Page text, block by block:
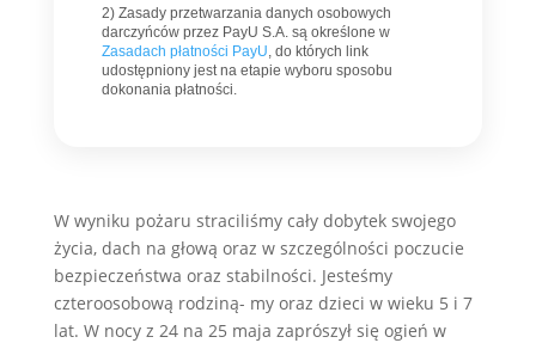
2) Zasady przetwarzania danych osobowych
darczyńców przez PayU S.A. są określone w
Zasadach płatności PayU, do których link
udostępniony jest na etapie wyboru sposobu
dokonania płatności.
W wyniku pożaru straciliśmy cały dobytek swojego
życia, dach na głową oraz w szczególności poczucie
bezpieczeństwa oraz stabilności. Jesteśmy
czteroosobową rodziną- my oraz dzieci w wieku 5 i 7
lat. W nocy z 24 na 25 maja zaprószył się ogień w